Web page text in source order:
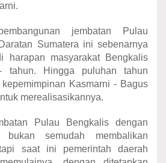
jembatan Pulau
Sumatera ini sebenarnya
harapan masyarakat Bengkalis
tahun. Hingga puluhan tahun
Kasmarni - Bagus
merealisasikannya.
Pulau Bengkalis dengan
bukan semudah membalikan
saat ini pemerintah daerah